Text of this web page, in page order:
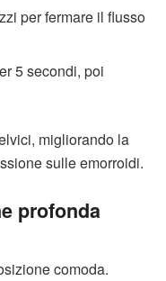
per fermare il flusso
5 secondi, poi
migliorando la
sulle emorroidi.
profonda
comoda.